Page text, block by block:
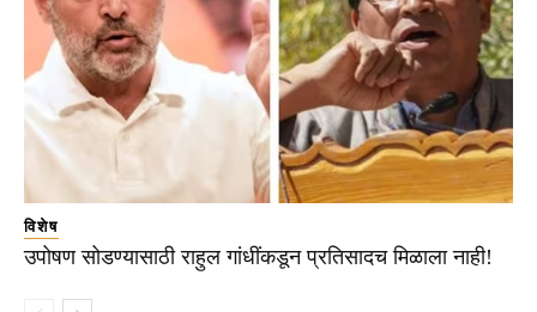
विशेष
उपोषण सोडण्यासाठी राहुल गांधींकडून प्रतिसादच मिळाला नाही!